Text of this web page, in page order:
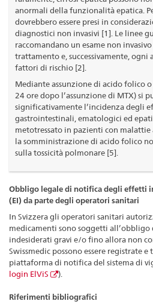
anormali della funzionalità epatica.
dovrebbero essere presi in
diagnostici non invasivi [1]. Le linee
raccomandano un esame non
trattamento e, successivamente, ogni
fattori di rischio [2].
Mediante assunzione di acido folico
24 ore dopo l’assunzione di MTX) si
significativamente l’incidenza degli
gastrointestinali, ematologici ed
metotressato in pazienti con
la somministrazione di acido folico
sulla tossicità polmonare [5].
Obbligo legale di notifica degli effetti
(EI) da parte degli operatori sanitari
In Svizzera gli operatori sanitari
medicamenti sono soggetti
indesiderati gravi e/o fino allora non
Swissmedic possono essere registrate e
piattaforma di notifica del sistema di
login ElViS
).
Riferimenti bibliografici